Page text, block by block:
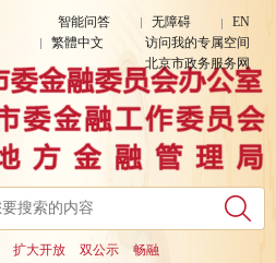
智能问答 无障碍
EN
繁體中文
访问我的专属空间
北京市政务服务网
扩大开放 双公示 畅融